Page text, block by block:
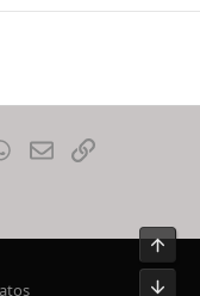
WhatsApp
EmailEnlace